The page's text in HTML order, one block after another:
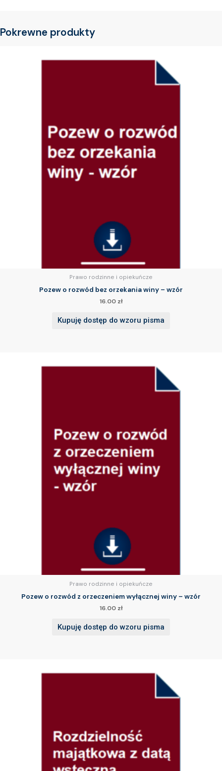
Pokrewne produkty
Prawo rodzinne i opiekuńcze
Pozew o rozwód bez orzekania winy – wzór
16.00 zł
Kupuję dostęp do wzoru pisma
Prawo rodzinne i opiekuńcze
Pozew o rozwód z orzeczeniem wyłącznej winy – wzór
16.00 zł
Kupuję dostęp do wzoru pisma